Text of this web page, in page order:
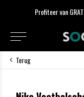
Profiteer van
Terug